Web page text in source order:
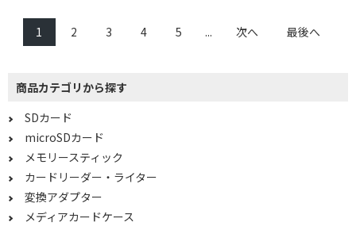
1 2 3 4 5 ... 次へ 最後へ
商品カテゴリから探す
SDカード
microSDカード
メモリースティック
カードリーダー・ライター
変換アダプター
メディアカードケース